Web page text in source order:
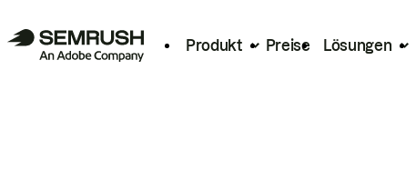
Produkt Preise Lösungen